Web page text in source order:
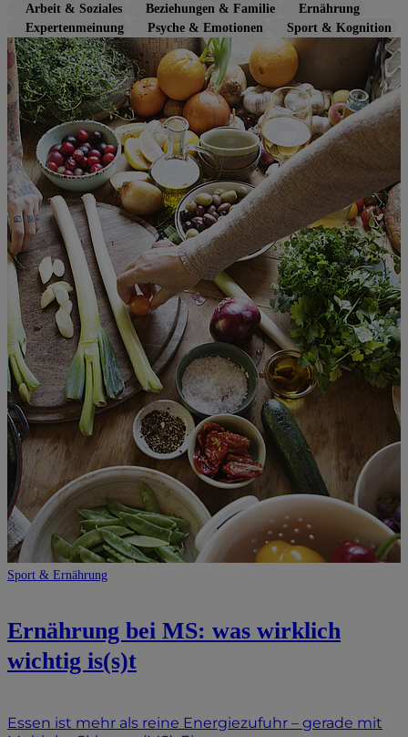
Arbeit & Soziales
Beziehungen & Familie
Ernährung
Expertenmeinung
Psyche & Emotionen Sport & Kognition
Sport & Ernährung
Ernährung bei MS: was wirklich
wichtig is(s)t
Essen ist mehr als reine Energiezufuhr – gerade mit